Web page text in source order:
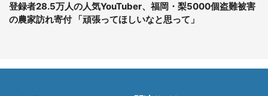
登録者28.5万人の人気YouTuber、福岡・梨5000個盗難被害
の農家訪れ寄付 「頑張ってほしいなと思って」